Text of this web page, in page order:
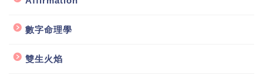
數字命理學
雙生火焰